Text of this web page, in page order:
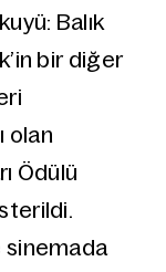
Balık
bir diğer
olan
Ödülü
sinemada